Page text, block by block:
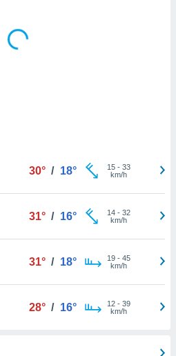
30° / 18° 15- 33
km/h
31° / 16° 14- 32
km/h
31° / 18° 19- 45
km/h
28° / 16° 12- 39
km/h